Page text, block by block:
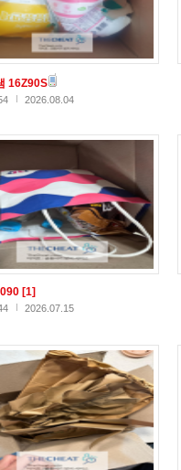
16Z90S
2026.08.04
[1]
2026.07.15